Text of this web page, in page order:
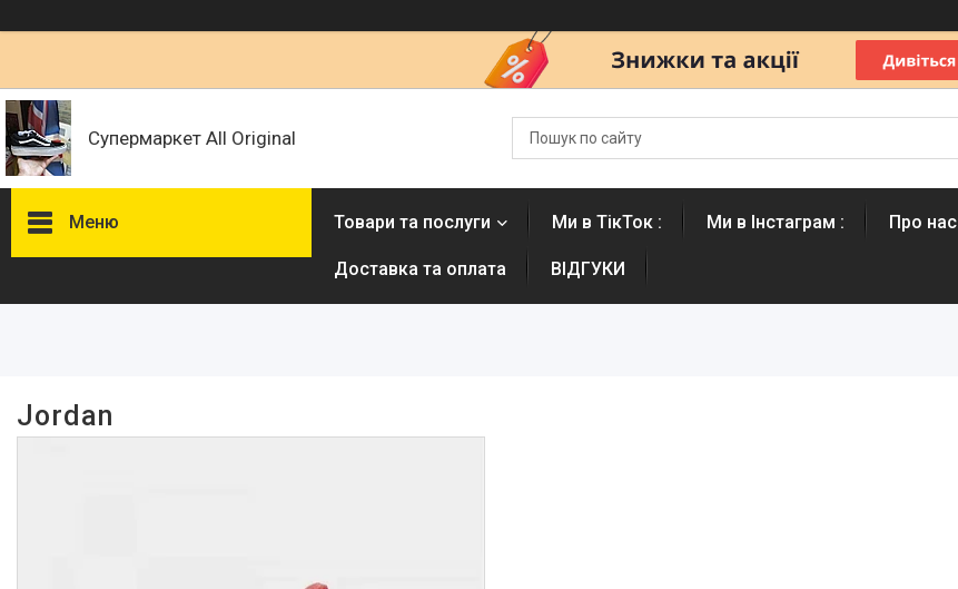
Супермаркет All Original
Меню
В наявності
Товари та послуги Ми в ТікТок : Ми в Інстаграм : Про нас
Доставка та оплата ВІДГУКИ
Jordan